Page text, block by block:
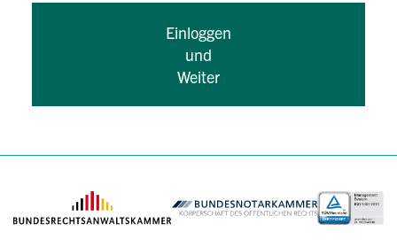
Einloggen
und
Weiter